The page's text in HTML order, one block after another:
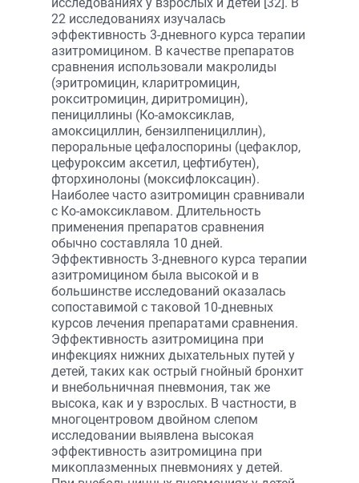
22 исследованиях изучалась
эффективность 3-дневного курса терапии
азитромицином. В качестве препаратов
сравнения использовали макролиды
(эритромицин, кларитромицин,
рокситромицин, диритромицин),
пенициллины (Ко-амоксиклав,
амоксициллин, бензилпенициллин),
пероральные цефалоспорины (цефаклор,
цефуроксим аксетил, цефтибутен),
фторхинолоны (моксифлоксацин).
Наиболее часто азитромицин сравнивали
с Ко-амоксиклавом. Длительность
применения препаратов сравнения
обычно составляла 10 дней.
Эффективность 3-дневного курса терапии
азитромицином была высокой и в
большинстве исследований оказалась
сопоставимой с таковой 10-дневных
курсов лечения препаратами сравнения.
Эффективность азитромицина при
инфекциях нижних дыхательных путей у
детей, таких как острый гнойный бронхит
и внебольничная пневмония, так же
высока, как и у взрослых. В частности, в
многоцентровом двойном слепом
исследовании выявлена высокая
эффективность азитромицина при
микоплазменных пневмониях у детей.